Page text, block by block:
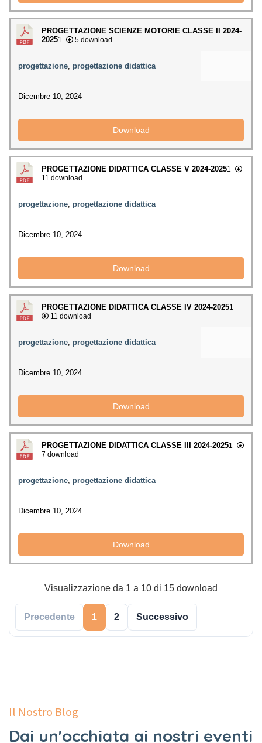
PROGETTAZIONE SCIENZE MOTORIE CLASSE II 2024-
20251 5 download
progettazione progettazione didattica
Dicembre 10, 2024
Download
PROGETTAZIONE DIDATTICA CLASSE V 2024-20251
11 download
progettazione progettazione didattica
Dicembre 10, 2024
Download
PROGETTAZIONE DIDATTICA CLASSE IV 2024-20251
11 download
progettazione progettazione didattica
Dicembre 10, 2024
Download
PROGETTAZIONE DIDATTICA CLASSE III 2024-20251
7 download
progettazione progettazione didattica
Dicembre 10, 2024
Download
Visualizzazione da 1 a 10 di 15 download
Precedente 1 2 Successivo
Il Nostro Blog
Dai un'occhiata ai nostri eventi